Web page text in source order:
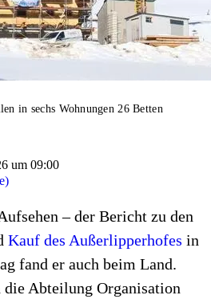
in sechs Wohnungen 26 Betten
um 09:00
– der Bericht zu den
Kauf des Außerlipperhofes in
fand er auch beim Land.
die Abteilung Organisation